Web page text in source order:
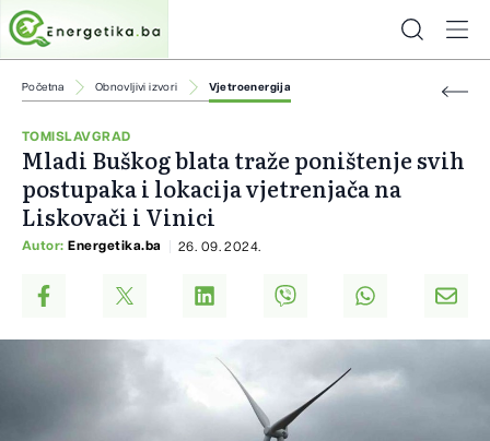
Početna Obnovljivi izvori Vjetroenergija
TOMISLAVGRAD
Mladi Buškog blata traže poništenje svih
postupaka i lokacija vjetrenjača na
Liskovači i Vinici
Autor: Energetika.ba 26. 09. 2024.